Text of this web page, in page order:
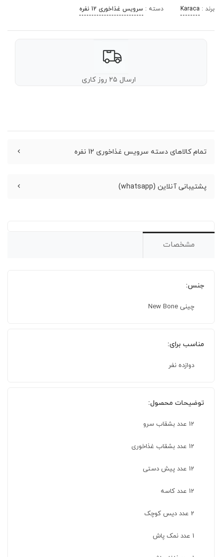
برند : Karaca دسته : سرویس غذاخوری 12 نفره
ارسال ۲۵ روز کاری
تمام کالاهای دسته سرویس غذاخوری 12 نفره
پشتیبانی آنلاین (whatsapp)
مشخصات
جنس:
چینی New Bone
مناسب برای:
دوازده نفر
توضیحات محصول:
12 عدد بشقاب سرو
12 عدد بشقاب غذاخوری
12 عدد پیش دستی
12 عدد کاسه
2 عدد دیس کوچک
1 عدد نمک پاش